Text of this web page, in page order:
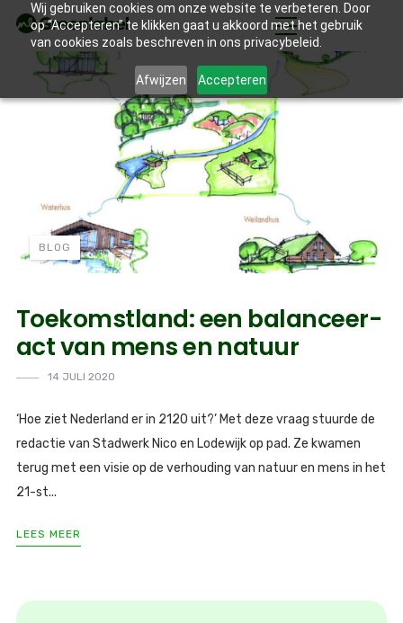
Wij gebruiken cookies om onze website te verbeteren. Door
op “Accepteren” te klikken gaat u akkoord met het gebruik
van cookies zoals beschreven in ons privacybeleid.
Afwijzen Accepteren
BLOG
Toekomstland: een balanceer-
act van mens en natuur
14 JULI 2020
‘Hoe ziet Nederland er in 2120 uit?’ Met deze vraag stuurde de
redactie van Stadwerk Nico en Lodewijk op pad. Ze kwamen
terug met een visie op de verhouding van natuur en mens in het
21-st...
LEES MEER